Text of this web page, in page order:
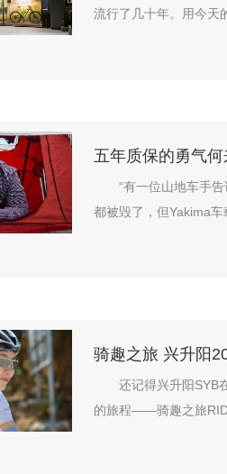
流行了几十年。用今天
五年质保的勇气
“有一位山地车手
都被毁了，但Yakima
骑趣之旅 兴升阳
还记得兴升阳SYB
的旅程——骑趣之旅